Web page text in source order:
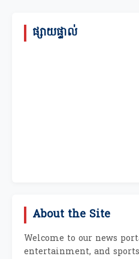
ផ្សាយផ្ទាល់
About the Site
Welcome to our news
entertainment, and